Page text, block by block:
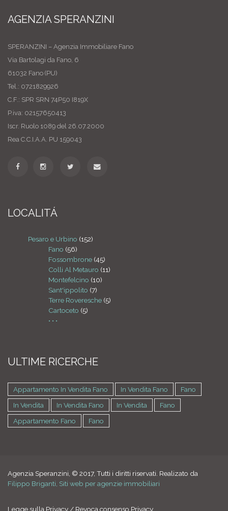
AGENZIA SPERANZINI
SPERANZINI – Agenzia Immobiliare Fano
Via Bartolagi da Fano, 6
61032 Fano (PU)
Tel.: 0721829926
C.F.: SPR SRN 74P50 I819X
P.iva: 02157650413
Iscr. Ruolo 1089 del 26.07.2000
Rea C.C.I.A.A. PU 159043
LOCALITÁ
Pesaro e Urbino (152)
Fano (56)
Fossombrone (45)
Colli Al Metauro (11)
Montefelcino (10)
Sant'ippolito (7)
Terre Roveresche (5)
Cartoceto (5)
• • •
ULTIME RICERCHE
Appartamento In Vendita Fano In Vendita Fano
Fano
In Vendita
In Vendita Fano In Vendita
Fano
Appartamento Fano
Fano
Agenzia Speranzini, © 2017, Tutti i diritti riservati. Realizato da
Filippo Briganti, Siti web per agenzie immobiliari
Legge sulla Privacy / Revoca consenso Privacy